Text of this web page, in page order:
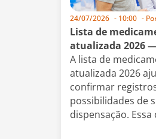
24/07/2026 - 10:00 -
Lista de
atualizada 2026
A lista de
atualizada 2026
confirmar
possibilidades de
dispensação.